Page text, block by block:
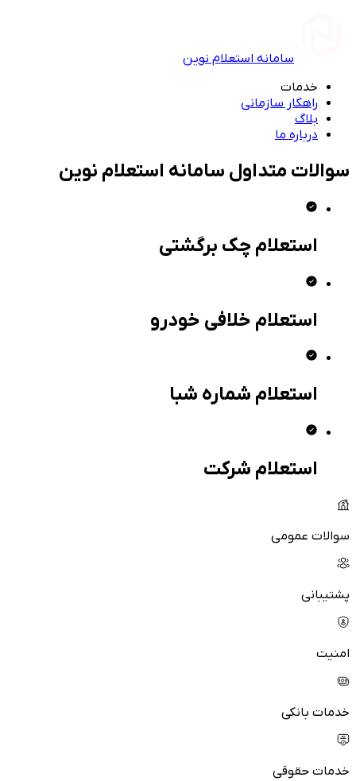
سامانه استعلام نوین
خدمات
راهکار سازمانی
بلاگ
درباره ما
سوالات متداول سامانه استعلام نوین
استعلام چک برگشتی
استعلام خلافی خودرو
استعلام شماره شبا
استعلام شرکت
سوالات عمومی
پشتیبانی
امنیت
خدمات بانکی
خدمات حقوقی